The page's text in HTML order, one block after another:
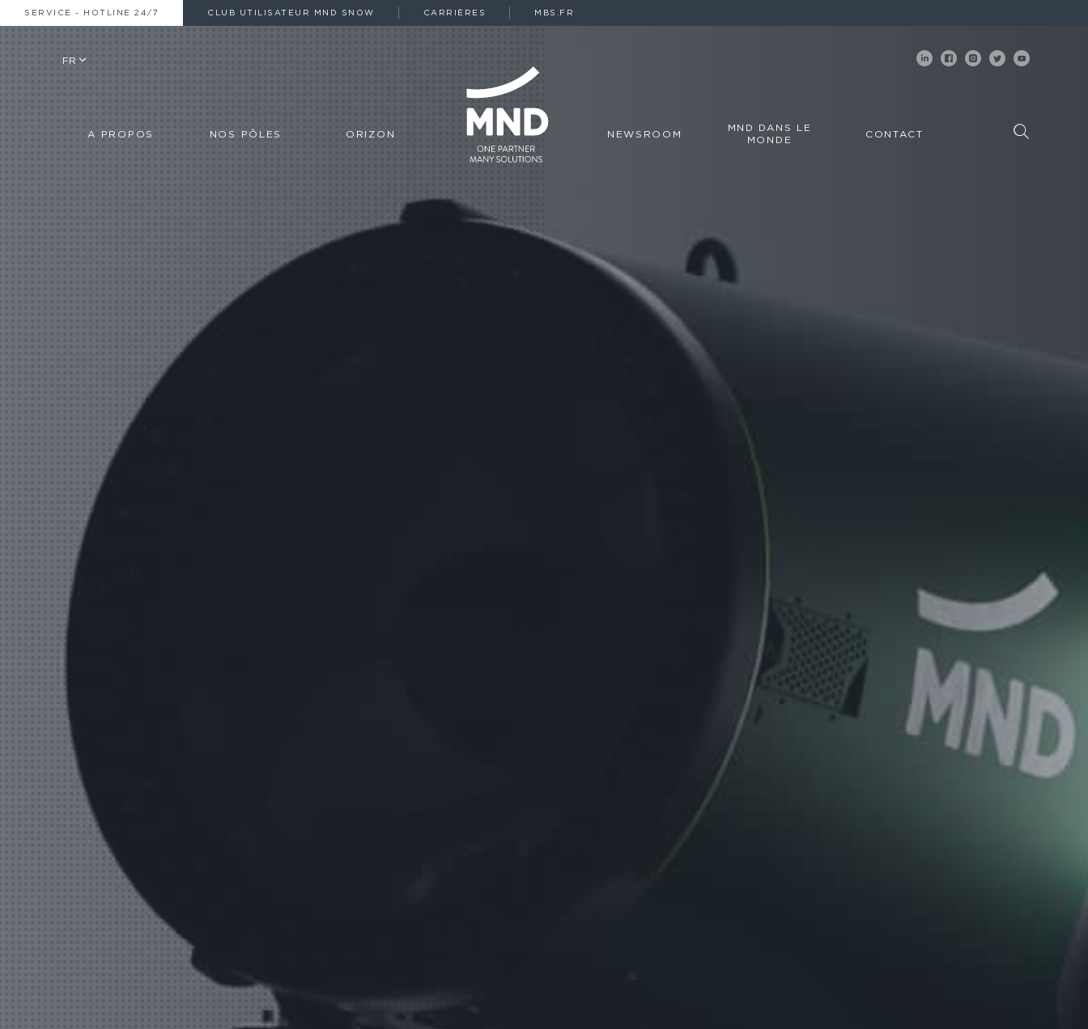
SERVICE - HOTLINE 24/7 CLUB UTILISATEUR MND SNOW CARRIÈRES MBS.FR
FR
A PROPOS NOS PÔLES ORIZON NEWSROOM
MND DANS LE
MONDE
CONTACT